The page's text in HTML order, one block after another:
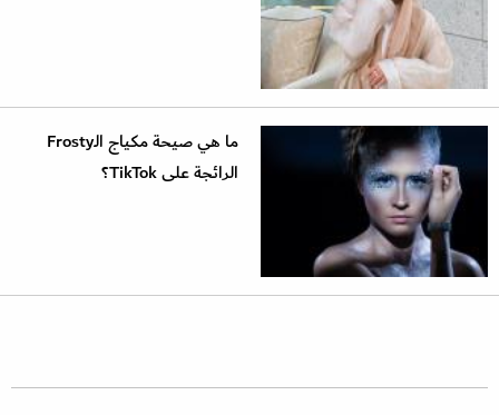
ما هي صيحة مكياج الـFrosty
الرائجة على TikTok؟